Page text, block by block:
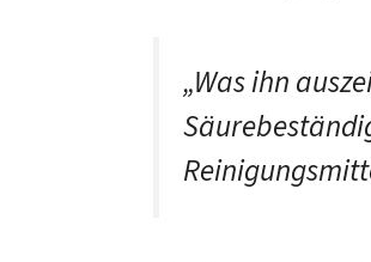
„Was ihn